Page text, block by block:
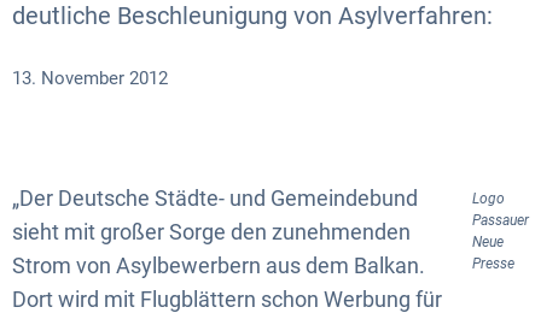
deutliche Beschleunigung von Asylverfahren:
13. November 2012
Logo
Passauer
Neue
Presse
„Der Deutsche Städte- und Gemeindebund
sieht mit großer Sorge den zunehmenden
Strom von Asylbewerbern aus dem Balkan.
Dort wird mit Flugblättern schon Werbung für